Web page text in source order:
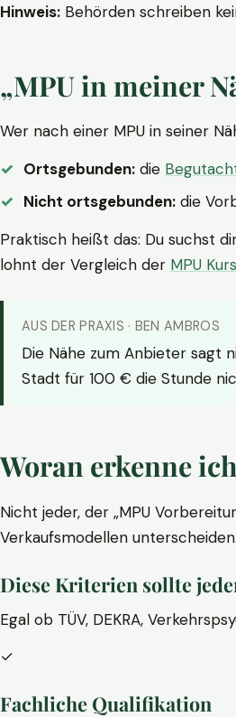
Hinweis: Behörden schreiben
„MPU in meiner
Wer nach einer MPU in seiner
Ortsgebunden: die
Nicht ortsgebunden: die
Praktisch heißt das: Du suchst
lohnt der Vergleich der MPU
AUS DER PRAXIS · BEN AMBROS
Die Nähe zum Anbieter sagt
Stadt für 100 € die Stunde
Woran erkenne
Nicht jeder, der „MPU
Verkaufsmodellen unterscheiden.
Diese Kriterien sollte
Egal ob TÜV, DEKRA,
✓
Fachliche Qualifikation